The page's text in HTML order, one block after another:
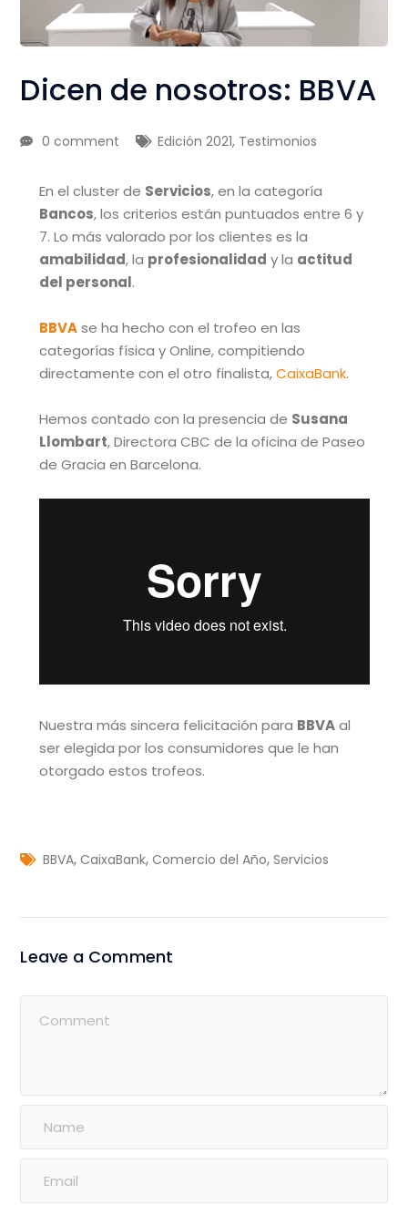
Dicen de nosotros: BBVA
0 comment Edición 2021, Testimonios
En el cluster de Servicios, en la categoría
Bancos, los criterios están puntuados entre 6 y
7. Lo más valorado por los clientes es la
amabilidad, la profesionalidad y la actitud
del personal.
BBVAse ha hecho con el trofeo en las
categorías física y Online, compitiendo
directamente con el otro finalista,CaixaBank.
Hemos contado con la presencia de Susana
Llombart, Directora CBC de la oficina de Paseo
de Gracia en Barcelona.
Nuestra más sincera felicitación para BBVAal
ser elegida por los consumidores que le han
otorgado estos trofeos.
BBVA,CaixaBank,Comercio del Año,Servicios
Leave a Comment